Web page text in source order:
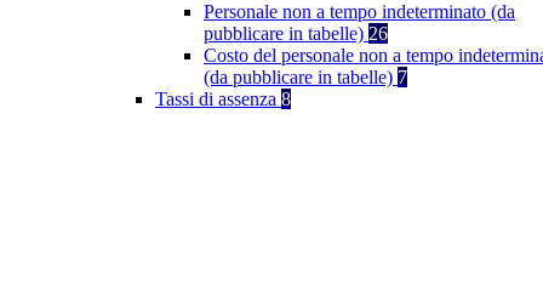
Personale non a tempo indeterminato (da
pubblicare in tabelle) 26
Costo del personale non a tempo
(da pubblicare in tabelle) 7
Tassi di assenza 8